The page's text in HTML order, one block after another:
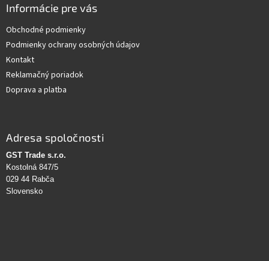
Informácie pre vás
Obchodné podmienky
Podmienky ochrany osobných údajov
Kontakt
Reklamačný poriadok
Doprava a platba
Adresa spoločnosti
GST Trade s.r.o.
Kostolná 847/5
029 44 Rabča
Slovensko